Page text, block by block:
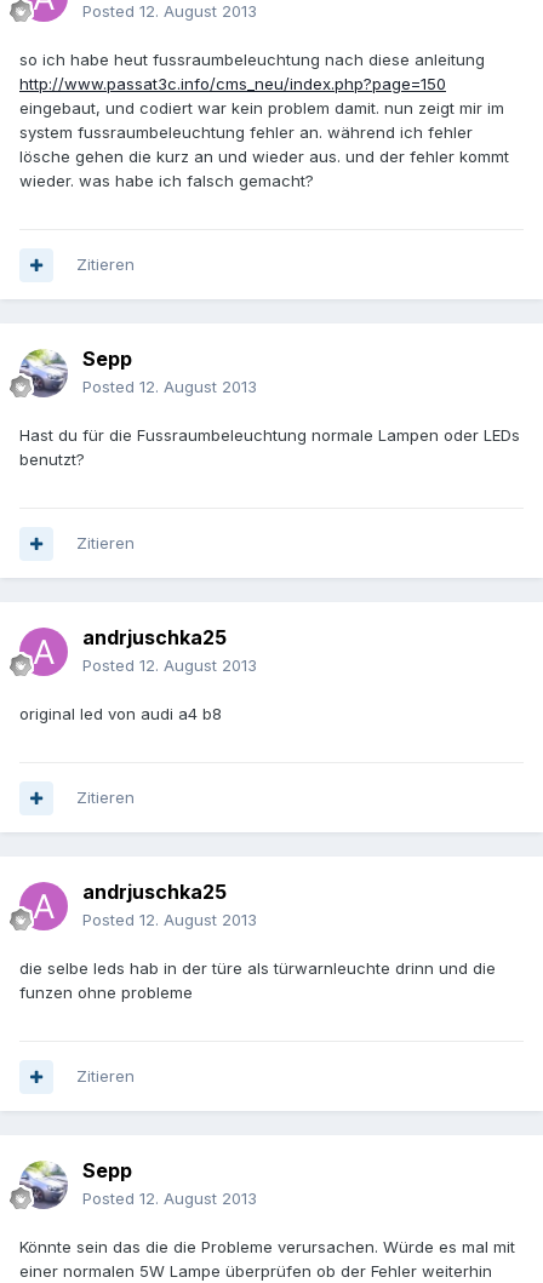
Posted 12. August 2013
so ich habe heut fussraumbeleuchtung nach diese anleitung
http://www.passat3c.info/cms_neu/index.php?page=150
eingebaut, und codiert war kein problem damit. nun zeigt mir im
system fussraumbeleuchtung fehler an. während ich fehler
lösche gehen die kurz an und wieder aus. und der fehler kommt
wieder. was habe ich falsch gemacht?
Zitieren
Sepp
Posted 12. August 2013
Hast du für die Fussraumbeleuchtung normale Lampen oder LEDs
benutzt?
Zitieren
andrjuschka25
Posted 12. August 2013
original led von audi a4 b8
Zitieren
andrjuschka25
Posted 12. August 2013
die selbe leds hab in der türe als türwarnleuchte drinn und die
funzen ohne probleme
Zitieren
Sepp
Posted 12. August 2013
Könnte sein das die die Probleme verursachen. Würde es mal mit
einer normalen 5W Lampe überprüfen ob der Fehler weiterhin